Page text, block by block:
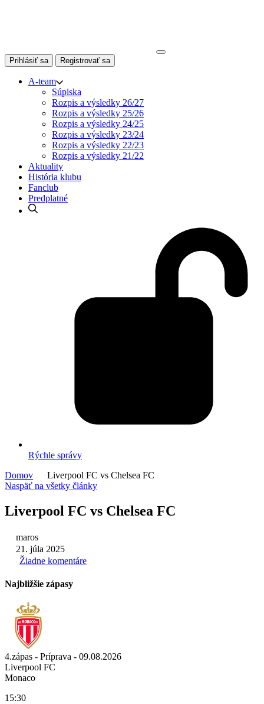
Prihlásiť sa Registrovať sa
A-team
Súpiska
Rozpis a výsledky 26/27
Rozpis a výsledky 25/26
Rozpis a výsledky 24/25
Rozpis a výsledky 23/24
Rozpis a výsledky 22/23
Rozpis a výsledky 21/22
Aktuality
História klubu
Fanclub
Predplatné
Rýchle správy
Domov
Liverpool FC vs Chelsea FC
Naspäť na všetky články
Liverpool FC vs Chelsea FC
maros
21. júla 2025
Žiadne komentáre
Najbližšie zápasy
4.zápas - Príprava - 09.08.2026
Liverpool FC
Monaco
15:30